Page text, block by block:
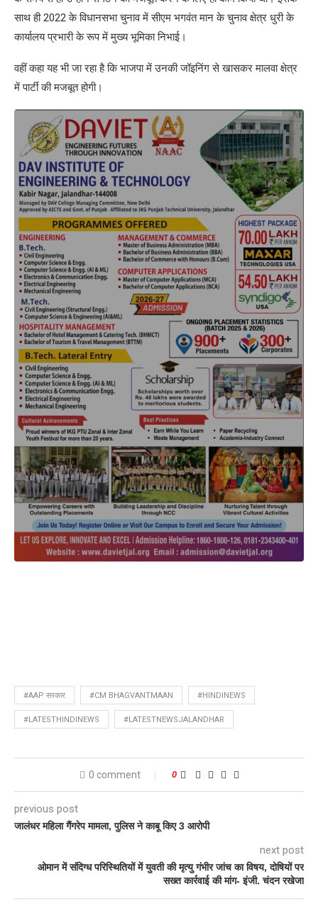
साथ ही 2022 के विधानसभा चुनाव में सीएम भगवंत मान के चुनाव क्षेत्र धुरी के
कार्यालय प्रभारी के रूप में मुख्य भूमिका निभाई।
वहीं कहा यह भी जा रहा है कि भाजपा में उनकी जॉइनिंग से खासकर मालवा क्षेत्र
में पार्टी की मजबूत होगी।
#AAP सरकार #CM BHAGVANTMAAN #HINDINEWS
#LATESTHINDINEWS #LATESTNEWSJALANDHAR
0 comment 0
previous post
जालंधर महिला गैंगरेप मामला, पुलिस ने काबू किए 3 आरोपी
next post
ओमान में संदिग्ध परिस्थितियों में युवती की मृत्यु गंभीर जांच का विषय, दोषियों पर
सख्त कार्रवाई की मांग- इंजी. चंदन रखेजा